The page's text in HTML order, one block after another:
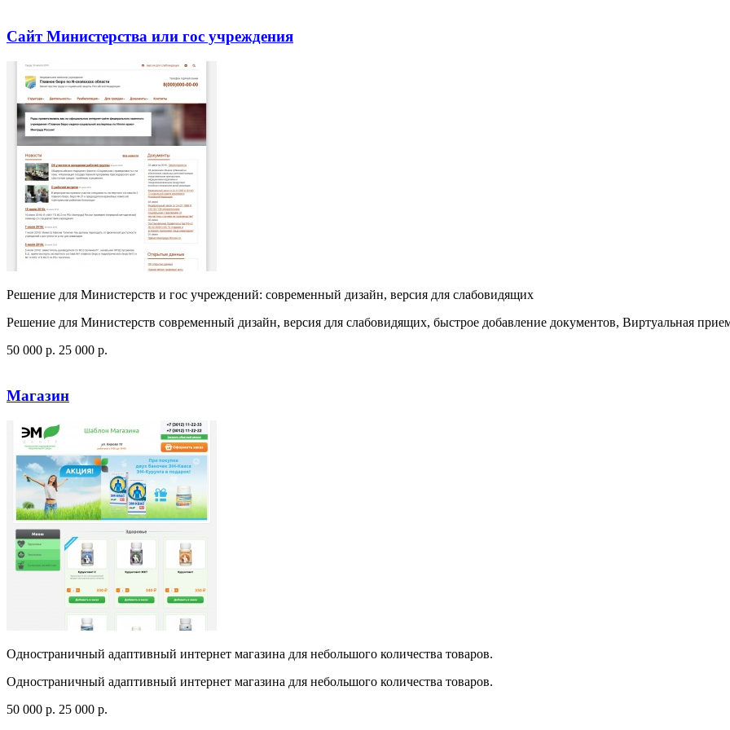
Сайт Министерства или гос учреждения
Решение для Министерств и гос учреждений: современный дизайн, версия для слабовидящих
Решение для Министерств современный дизайн, версия для слабовидящих, быстрое добавление документов, Виртуальная
50 000 p. 25 000 p.
Магазин
Одностраничный адаптивный интернет магазина для небольшого количества товаров.
Одностраничный адаптивный интернет магазина для небольшого количества товаров.
50 000 p. 25 000 p.